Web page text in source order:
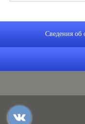
Сведения об